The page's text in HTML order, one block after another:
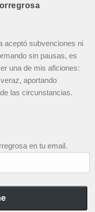
aceptó subvenciones ni
sin pausas, es
una de mis aficiones:
aportando
las circunstancias.
en tu email.